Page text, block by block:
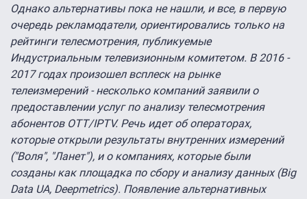
Однако альтернативы пока не нашли, и все, в первую
очередь рекламодатели, ориентировались только на
рейтинги телесмотрения, публикуемые
Индустриальным телевизионным комитетом. В 2016 -
2017 годах произошел всплеск на рынке
телеизмерений - несколько компаний заявили о
предоставлении услуг по анализу телесмотрения
абонентов ОТТ/IPTV. Речь идет об операторах,
которые открыли результаты внутренних измерений
("Воля", "Ланет"), и о компаниях, которые были
созданы как площадка по сбору и анализу данных (Big
Data UA, Deepmetrics). Появление альтернативных